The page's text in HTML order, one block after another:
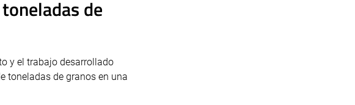
de
y el trabajo desarrollado
toneladas de granos en una